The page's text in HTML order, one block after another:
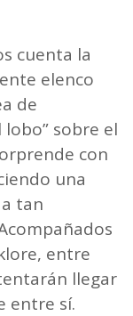
cuenta la
elenco
de
sobre el
con
una
tan
entre
llegar
entre sí.